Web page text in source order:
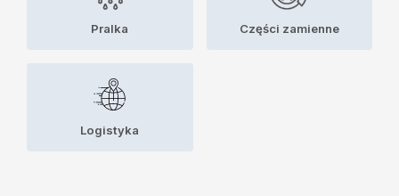
Pralka Części zamienne
Logistyka